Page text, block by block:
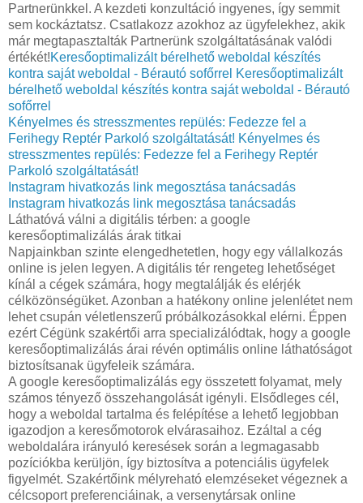
Partnerünkkel. A kezdeti konzultáció ingyenes, így semmit
sem kockáztatsz. Csatlakozz azokhoz az ügyfelekhez, akik
már megtapasztalták Partnerünk szolgáltatásának valódi
értékét!Keresőoptimalizált bérelhető weboldal készítés
kontra saját weboldal - Bérautó sofőrrel Keresőoptimalizált
bérelhető weboldal készítés kontra saját weboldal - Bérautó
sofőrrel
Kényelmes és stresszmentes repülés: Fedezze fel a
Ferihegy Reptér Parkoló szolgáltatását! Kényelmes és
stresszmentes repülés: Fedezze fel a Ferihegy Reptér
Parkoló szolgáltatását!
Instagram hivatkozás link megosztása tanácsadás
Instagram hivatkozás link megosztása tanácsadás
Láthatóvá válni a digitális térben: a google
keresőoptimalizálás árak titkai
Napjainkban szinte elengedhetetlen, hogy egy vállalkozás
online is jelen legyen. A digitális tér rengeteg lehetőséget
kínál a cégek számára, hogy megtalálják és elérjék
célközönségüket. Azonban a hatékony online jelenlétet nem
lehet csupán véletlenszerű próbálkozásokkal elérni. Éppen
ezért Cégünk szakértői arra specializálódtak, hogy a google
keresőoptimalizálás árai révén optimális online láthatóságot
biztosítsanak ügyfeleik számára.
A google keresőoptimalizálás egy összetett folyamat, mely
számos tényező összehangolását igényli. Elsődleges cél,
hogy a weboldal tartalma és felépítése a lehető legjobban
igazodjon a keresőmotorok elvárasaihoz. Ezáltal a cég
weboldalára irányuló keresések során a legmagasabb
pozíciókba kerüljön, így biztosítva a potenciális ügyfelek
figyelmét. Szakértőink mélyreható elemzéseket végeznek a
célcsoport preferenciáinak, a versenytársak online